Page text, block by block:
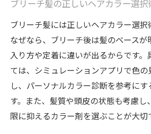
ブリーチ髪の正しいヘアカラー選択
ブリーチ髪には正しいヘアカラー選択
なぜなら、ブリーチ後は髪のベースが
入り方や定着に違いが出るからです。
ては、シミュレーションアプリで色
し、パーソナルカラー診断を参考に
す。また、髪質や頭皮の状態も考慮し
限に抑えるカラー剤を選ぶことが大切